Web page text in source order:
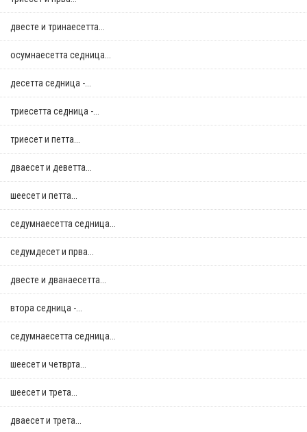
двестe и тринаесетта...
осумнaесетта седница...
десетта седница -...
триесетта седница -...
триесет и петта...
дваесет и деветта...
шеесет и петта...
седумнаесетта седница...
седумдесет и прва...
двестe и дванаесетта...
втора седница -...
седумнаесетта седница...
шеесет и четврта...
шеесет и трета...
дваесет и трета...